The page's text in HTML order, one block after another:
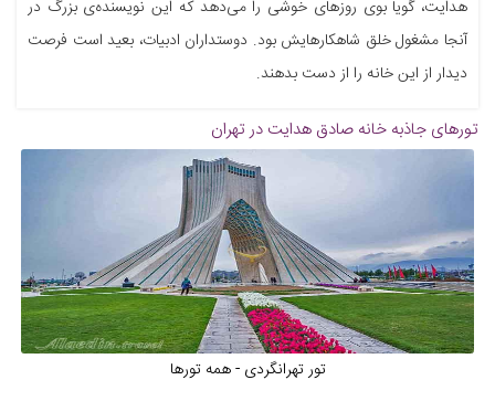
هدایت، گویا بوی روزهای خوشی را می‌دهد که این نویسنده‌ی بزرگ در
آنجا مشغول خلق شاهکارهایش بود. دوستداران ادبیات، بعید است فرصت
دیدار از این خانه را از دست بدهند.
تورهای جاذبه خانه صادق هدایت در تهران
تور تهرانگردی - همه تورها